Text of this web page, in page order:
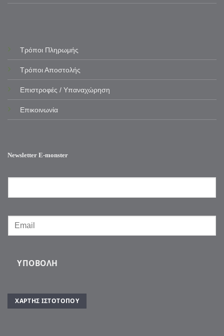
Τρόποι Πληρωμής
Τρόποι Αποστολής
Επιστροφές / Υπαναχώρηση
Επικοινωνία
Newsletter E-monster
ΥΠΟΒΟΛΉ
ΧΆΡΤΗΣ ΙΣΤΌΤΟΠΟΥ